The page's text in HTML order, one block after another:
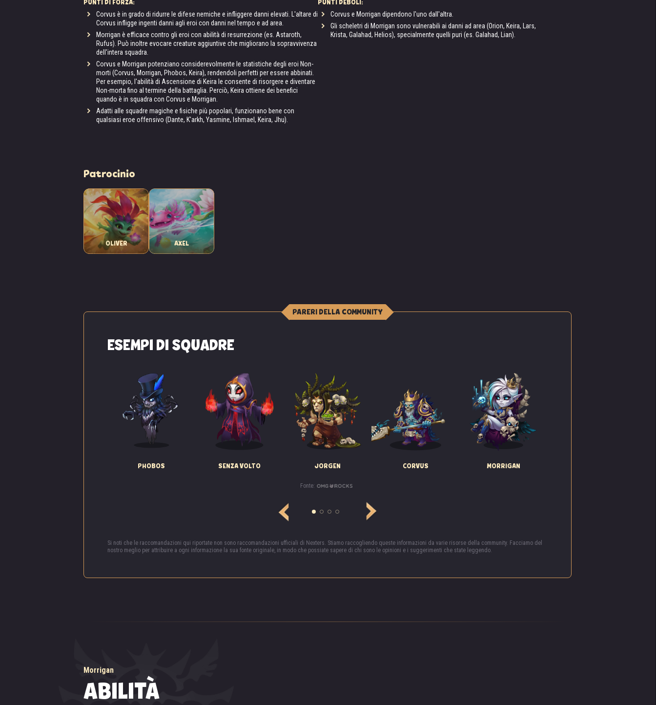
PUNTI DI FORZA:
Corvus è in grado di ridurre le difese nemiche e infliggere danni elevati. L'altare di
Corvus infligge ingenti danni agli eroi con danni nel tempo e ad area.
Morrigan è efficace contro gli eroi con abilità di resurrezione (es. Astaroth,
Rufus). Può inoltre evocare creature aggiuntive che migliorano la sopravvivenza
dell'intera squadra.
Corvus e Morrigan potenziano considerevolmente le statistiche degli eroi Non-
morti (Corvus, Morrigan, Phobos, Keira), rendendoli perfetti per essere abbinati.
Per esempio, l'abilità di Ascensione di Keira le consente di risorgere e diventare
Non-morta fino al termine della battaglia. Perciò, Keira ottiene dei benefici
quando è in squadra con Corvus e Morrigan.
Adatti alle squadre magiche e fisiche più popolari, funzionano bene con
qualsiasi eroe offensivo (Dante, K'arkh, Yasmine, Ishmael, Keira, Jhu).
PUNTI DEBOLI:
Corvus e Morrigan dipendono l'uno dall'altra.
Gli scheletri di Morrigan sono vulnerabili ai danni ad area (Orion, Keira, Lars,
Krista, Galahad, Helios), specialmente quelli puri (es. Galahad, Lian).
Patrocinio
OLIVER AXEL
PARERI DELLA COMMUNITY
ESEMPI DI SQUADRE
PHOBOS SENZA VOLTO JORGEN CORVUS MORRIGAN
Fonte:
Si noti che le raccomandazioni qui riportate non sono raccomandazioni ufficiali di Nexters. Stiamo raccogliendo queste informazioni da varie risorse della community. Facciamo del
nostro meglio per attribuire a ogni informazione la sua fonte originale, in modo che possiate sapere di chi sono le opinioni e i suggerimenti che state leggendo.
Morrigan
ABILITÀ